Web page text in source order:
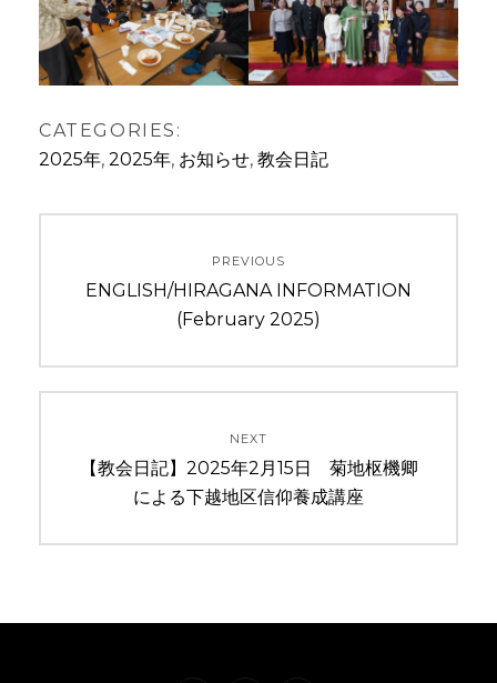
CATEGORIES:
2025年, 2025年, お知らせ, 教会日記
ビ
PREVIOUS
Previous
ENGLISH/HIRAGANA INFORMATION
(February 2025)
NEXT
Next
【教会日記】2025年2月15日 菊地枢機卿
による下越地区信仰養成講座